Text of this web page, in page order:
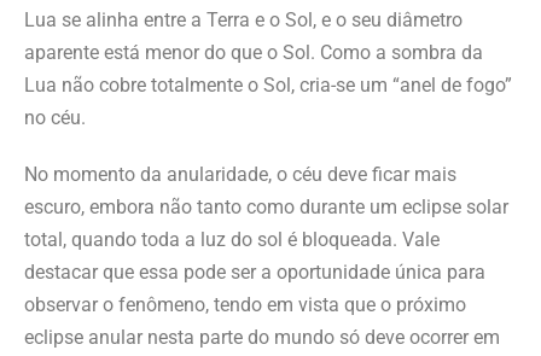
Lua se alinha entre a Terra e o Sol, e o seu diâmetro
aparente está menor do que o Sol. Como a sombra da
Lua não cobre totalmente o Sol, cria-se um “anel de fogo”
no céu.
No momento da anularidade, o céu deve ficar mais
escuro, embora não tanto como durante um eclipse solar
total, quando toda a luz do sol é bloqueada. Vale
destacar que essa pode ser a oportunidade única para
observar o fenômeno, tendo em vista que o próximo
eclipse anular nesta parte do mundo só deve ocorrer em